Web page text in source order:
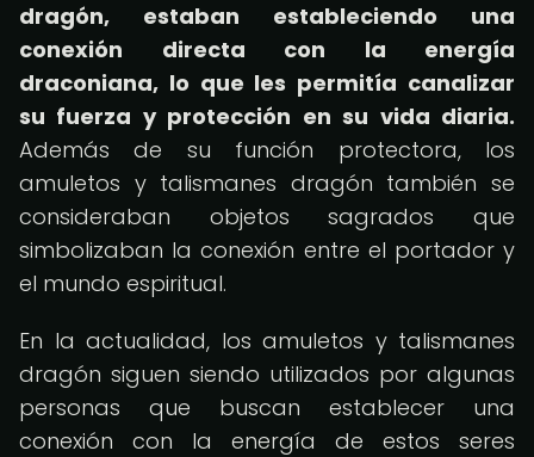
dragón, estaban estableciendo una
conexión directa con la energía
draconiana, lo que les permitía canalizar
su fuerza y protección en su vida diaria.
Además de su función protectora, los
amuletos y talismanes dragón también se
consideraban objetos sagrados que
simbolizaban la conexión entre el portador y
el mundo espiritual.
En la actualidad, los amuletos y talismanes
dragón siguen siendo utilizados por algunas
personas que buscan establecer una
conexión con la energía de estos seres